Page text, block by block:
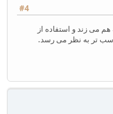
#4
هم می زند و استفاده از